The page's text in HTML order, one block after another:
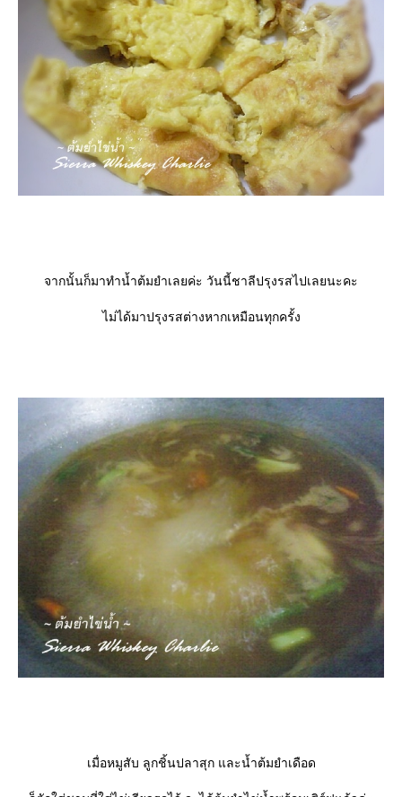
จากนั้นก็มาทำน้ำต้มยำเลยค่ะ วันนี้ชาลีปรุงรสไปเลยนะคะ
ไม่ได้มาปรุงรสต่างหากเหมือนทุกครั้ง
เมื่อหมูสับ ลูกชิ้นปลาสุก และน้ำต้มยำเดือด